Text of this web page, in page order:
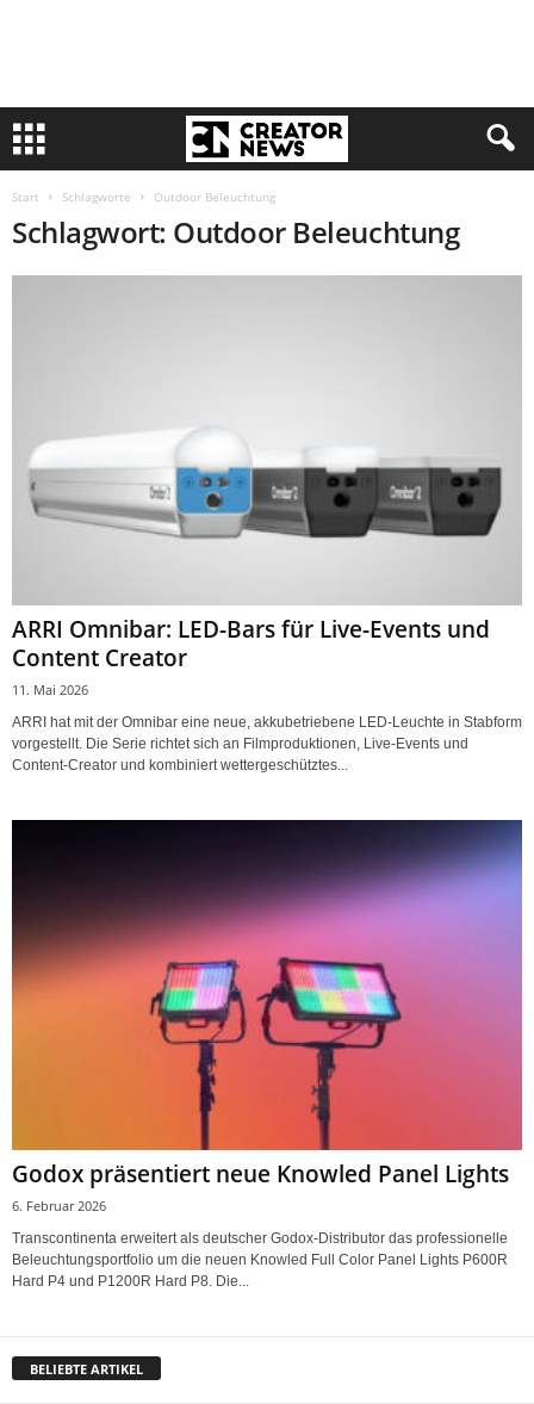
Start Schlagworte Outdoor Beleuchtung
Schlagwort: Outdoor Beleuchtung
ARRI Omnibar: LED-Bars für Live-Events und
Content Creator
11. Mai 2026
ARRI hat mit der Omnibar eine neue, akkubetriebene LED-Leuchte in Stabform
vorgestellt. Die Serie richtet sich an Filmproduktionen, Live-Events und
Content-Creator und kombiniert wettergeschütztes...
Godox präsentiert neue Knowled Panel Lights
6. Februar 2026
Transcontinenta erweitert als deutscher Godox-Distributor das professionelle
Beleuchtungsportfolio um die neuen Knowled Full Color Panel Lights P600R
Hard P4 und P1200R Hard P8. Die...
BELIEBTE ARTIKEL